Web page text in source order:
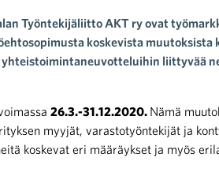
Työntekijäliitto AKT ry ovat
koskevista
liittyvää
26.3.-31.12.2020. Nämä
myyjät, varastotyöntekijät ja
koskevat eri määräykset ja myös